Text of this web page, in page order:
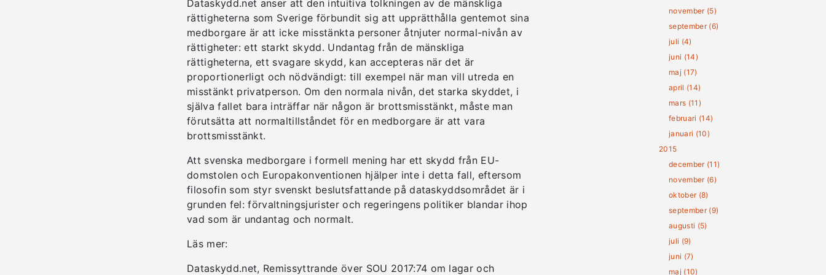
Dataskydd.net anser att den intuitiva tolkningen av de mänskliga
rättigheterna som Sverige förbundit sig att upprätthålla gentemot sina
medborgare är att icke misstänkta personer åtnjuter normal-nivån av
rättigheter: ett starkt skydd. Undantag från de mänskliga
rättigheterna, ett svagare skydd, kan accepteras när det är
proportionerligt och nödvändigt: till exempel när man vill utreda en
misstänkt privatperson. Om den normala nivån, det starka skyddet, i
själva fallet bara inträffar när någon är brottsmisstänkt, måste man
förutsätta att normaltillståndet för en medborgare är att vara
brottsmisstänkt.
Att svenska medborgare i formell mening har ett skydd från EU-
domstolen och Europakonventionen hjälper inte i detta fall, eftersom
filosofin som styr svenskt beslutsfattande på dataskyddsområdet är i
grunden fel: förvaltningsjurister och regeringens politiker blandar ihop
vad som är undantag och normalt.
Läs mer:
Dataskydd.net, Remissyttrande över SOU 2017:74 om lagar och
november (5)
september (6)
juli (4)
juni (14)
maj (17)
april (14)
mars (11)
februari (14)
januari (10)
2015
december (11)
november (6)
oktober (8)
september (9)
augusti (5)
juli (9)
juni (7)
maj (10)